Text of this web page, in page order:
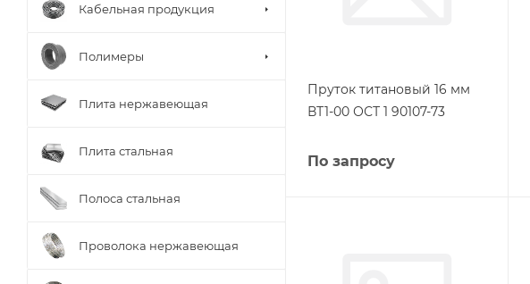
Пруток титановый 16 мм
ВТ1-00 ОСТ 1 90107-73
По запросу
Кабельная продукция
Полимеры
Плита нержавеющая
Плита стальная
Полоса стальная
Проволока нержавеющая